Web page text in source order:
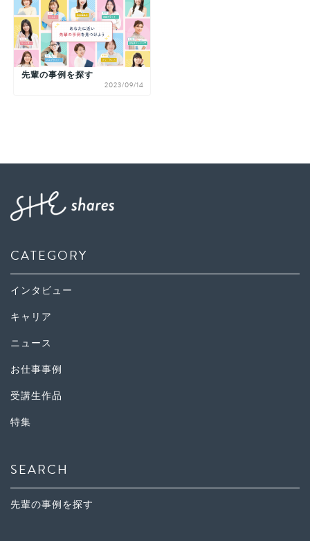
先輩の事例を探す
2023/09/14
CATEGORY
インタビュー
キャリア
ニュース
お仕事事例
受講生作品
特集
SEARCH
先輩の事例を探す